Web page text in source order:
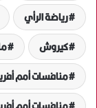
رياضة الرأي
كيروش
منافسات أمم